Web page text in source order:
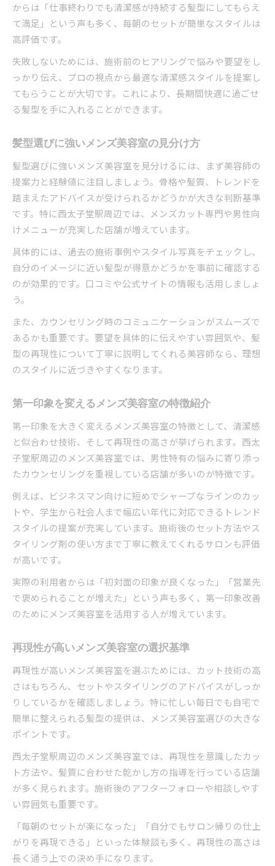
方法
朝のセットが楽になる髪型のポイント
メンズ美容室で楽に決まる髪型を手に入れる方
法
朝の時短が叶う髪型はメンズ美容室で実現可能
セットが楽な髪型を提案する美容室の選び方
乾かすだけで決まるヘアスタイルの特徴を紹介
朝が苦手な男性へメンズ美容室のおすすめ髪型
メンズ美容室でマンツーマン施術が選ばれる理
由
落ち着ける美容室で髪型の相談がしやすい特徴
プライベート空間があるメンズ美容室の魅力解
丁寧なカウンセリングがある美容室の探し方
安心して任せられるメンズ美容室のポイント
夜でも通いやすい美容室で髪型が整う理由
当日予約が可能なメンズ美容室のメリット紹介
働く男性向け時短美容室の活用法まとめ
法
からは「仕事終わりでも清潔感が持続する髪型にしてもらえ
て満足」という声も多く、毎朝のセットが簡単なスタイルは
高評価です。
失敗しないためには、施術前のヒアリングで悩みや要望をし
っかり伝え、プロの視点から最適な清潔感スタイルを提案し
てもらうことが大切です。これにより、長期間快適に過ごせ
る髪型を手に入れることができます。
髪型選びに強いメンズ美容室の見分け方
髪型選びに強いメンズ美容室を見分けるには、まず美容師の
提案力と経験値に注目しましょう。骨格や髪質、トレンドを
踏まえたアドバイスが受けられるかどうかが大きな判断基準
です。特に西太子堂駅周辺では、メンズカット専門や男性向
けメニューが充実した店舗が増えています。
具体的には、過去の施術事例やスタイル写真をチェックし、
自分のイメージに近い髪型が得意かどうかを事前に確認する
のが効果的です。口コミや公式サイトの情報も活用しましょ
う。
また、カウンセリング時のコミュニケーションがスムーズで
あるかも重要です。要望を具体的に伝えやすい雰囲気や、髪
型の再現性について丁寧に説明してくれる美容師なら、理想
のスタイルに近づきやすくなります。
第一印象を変えるメンズ美容室の特徴紹介
第一印象を大きく変えるメンズ美容室の特徴として、清潔感
と似合わせ技術、そして再現性の高さが挙げられます。西太
子堂駅周辺のメンズ美容室では、男性特有の悩みに寄り添っ
たカウンセリングを重視している店舗が多いのが特徴です。
例えば、ビジネスマン向けに短めでシャープなラインのカッ
トや、学生から社会人まで幅広い年代に対応できるトレンド
スタイルの提案が充実しています。施術後のセット方法やス
タイリング剤の使い方まで丁寧に教えてくれるサロンも評価
が高いです。
実際の利用者からは「初対面の印象が良くなった」「営業先
で褒められることが増えた」という声も多く、第一印象改善
のためにメンズ美容室を活用する人が増えています。
再現性が高いメンズ美容室の選択基準
再現性が高いメンズ美容室を選ぶためには、カット技術の高
さはもちろん、セットやスタイリングのアドバイスがしっか
りしているかを確認しましょう。特に忙しい毎日でも自宅で
簡単に整えられる髪型の提供は、メンズ美容室選びの大きな
ポイントです。
西太子堂駅周辺のメンズ美容室では、再現性を意識したカッ
ト方法や、髪質に合わせた乾かし方の指導を行っている店舗
が多く見られます。施術後のアフターフォローや相談しやす
い雰囲気も重要です。
「毎朝のセットが楽になった」「自分でもサロン帰りの仕上
がりを再現できる」といった体験談も多く、再現性の高さは
長く通う上での決め手になります。